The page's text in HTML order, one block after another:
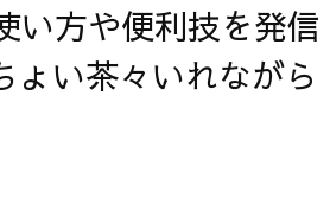
い方や便利技を発信
ょい茶々いれながら